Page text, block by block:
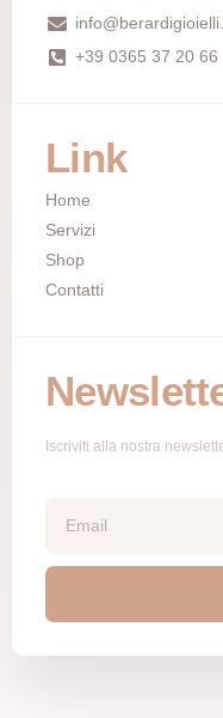
+39 0365 37 20 66
Link
Home
Servizi
Shop
Contatti
Iscriviti alla nostra